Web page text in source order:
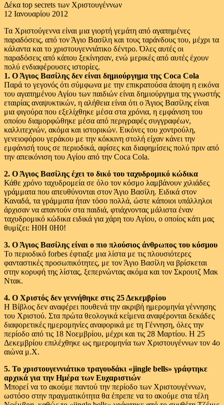
Δέκα top secrets των Χριστουγέννων
12 Ιανουαρίου 2012
Τα Χριστούγεννα είναι μια γιορτή γεμάτη από αγαπημένες
παραδόσεις, από τον Άγιο Βασίλη και τους ταράνδους του, μέχρι τα
κάλαντα και το χριστουγεννιάτικο δέντρο. Όλες αυτές οι
παραδόσεις από κάπου ξεκίνησαν, ενώ μερικές από αυτές έχουν
πολύ ενδιαφέρουσες ιστορίες.
1. Ο Άγιος Βασίλης δεν είναι δημιούργημα της Coca Cola
Παρά το γεγονός ότι σύμφωνα με την επικρατούσα άποψη η εικόνα
του αγαπημένου Αγίου των παιδιών είναι δημιούργημα της γνωστής
εταιρίας αναψυκτικών, η αλήθεια είναι ότι ο Άγιος Βασίλης είναι
μια φιγούρα που εξελίχθηκε μέσα στα χρόνια, η εμφάνιση του
οποίου διαμορφώθηκε μέσα από περιγραφές συγγραφέων,
καλλιτεχνών, ακόμα και ιστορικών. Εικόνες του χοντρούλη,
γενειοφόρου γεράκου με την κόκκινη στολή είχαν κάνει την
εμφάνισή τους σε περιοδικά, αφίσες και διαφημίσεις πολύ πριν από
την απεικόνιση του Αγίου από την Coca Cola.
2. Ο Άγιος Βασίλης έχει το δικό του ταχυδρομικό κώδικα
Κάθε χρόνο ταχυδρομεία σε όλο τον κόσμο λαμβάνουν χιλιάδες
γράμματα που απευθύνονται στον Άγιο Βασίλη. Ειδικά στον
Καναδά, τα γράμματα ήταν τόσο πολλά, ώστε κάποιοι υπάλληλοι
άρχισαν να απαντούν στα παιδιά, φτιάχνοντας μάλιστα έναν
ταχυδρομικό κώδικα ειδικά για χάρη του Αγίου, ο οποίος κάτι μας
θυμίζει: H0H 0H0!
3. Ο Άγιος Βασίλης είναι ο πιο πλούσιος άνθρωπος του κόσμου
Το περιοδικό forbes έφτιαξε μια λίστα με τις πλουσιότερες
φανταστικές προσωπικότητες, με τον Άγιο Βασίλη να βρίσκεται
στην κορυφή της λίστας, ξεπερνώντας ακόμα και τον Σκρουτζ Μακ
Ντακ.
4. Ο Χριστός δεν γεννήθηκε στις 25 Δεκεμβρίου
Η Βίβλος δεν αναφέρει πουθενά την ακριβή ημερομηνία γέννησης
του Χριστού. Στα πρώτα θεολογικά κείμενα αναφέρονται δεκάδες
διαφορετικές ημερομηνίες αναφορικά με τη Γέννηση, όλες την
περίοδο από τις 18 Νοεμβρίου, μέχρι και τις 28 Μαρτίου. Η 25
Δεκεμβρίου επιλέχθηκε ως ημερομηνία των Χριστουγέννων τον 4ο
αιώνα μ.Χ.
5. Το χριστουγεννιάτικο τραγουδάκι «jingle bells» γράφτηκε
αρχικά για την Ημέρα των Ευχαριστιών
Μπορεί να το ακούμε παντού την περίοδο των Χριστουγέννων,
ωστόσο στην πραγματικότητα θα έπρεπε να το ακούμε στα τέλη